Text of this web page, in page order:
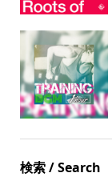
検索 / Search